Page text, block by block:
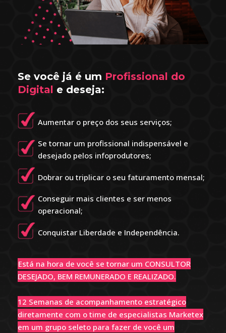
Se você já é um Profissional do
Digital e deseja:
Aumentar o preço dos seus serviços;
Se tornar um profissional indispensável e
desejado pelos infoprodutores;
Dobrar ou triplicar o seu faturamento mensal;
Conseguir mais clientes e ser menos
operacional;
Conquistar Liberdade e Independência.
Está na hora de você se tornar um CONSULTOR
DESEJADO, BEM REMUNERADO E REALIZADO.
12 Semanas de acompanhamento estratégico
diretamente com o time de especialistas Marketex
em um grupo seleto para fazer de você um